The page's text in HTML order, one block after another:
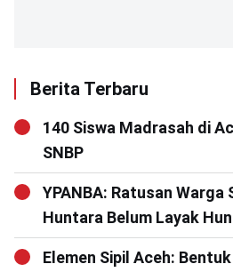
Berita Terbaru
140 Siswa Madrasah di
SNBP
YPANBA: Ratusan Warga
Huntara Belum Layak
Elemen Sipil Aceh: